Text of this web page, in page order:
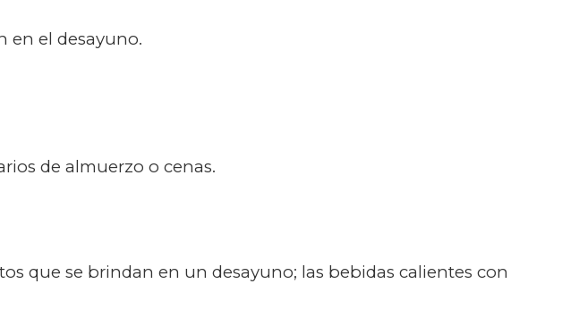
en el desayuno.
de almuerzo o cenas.
que se brindan en un desayuno; las bebidas calientes con